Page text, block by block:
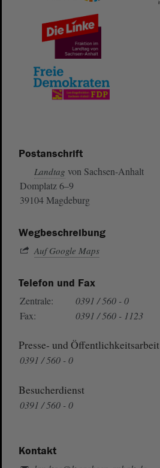
Postanschrift
Landtag von Sachsen-Anhalt
Domplatz 6–9
39104 Magdeburg
Wegbeschreibung
Auf Google Maps
Telefon und Fax
Zentrale:
0391 / 560 - 0
Fax:
0391 / 560 - 1123
Presse- und Öffentlichkeitsarbeit
0391 / 560 - 0
Besucherdienst
0391 / 560 - 0
Kontakt